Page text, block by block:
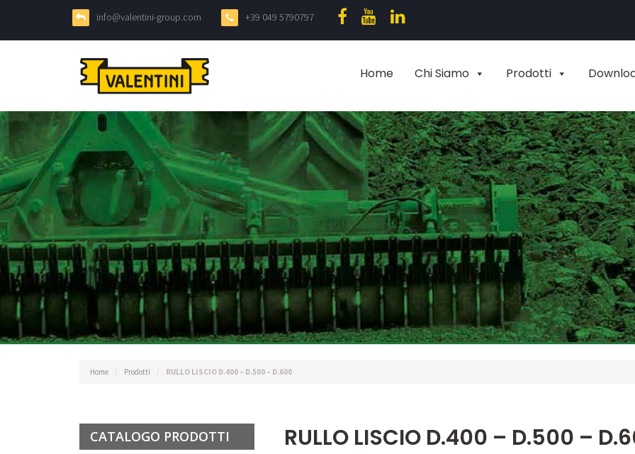
info@valentini-group.com +39 049 5790797
Home Chi Siamo Prodotti
Home / Prodotti / RULLO LISCIO D.400 – D.500 – D.600
RULLO LISCIO D.400 – D.500 –
CATALOGO PRODOTTI